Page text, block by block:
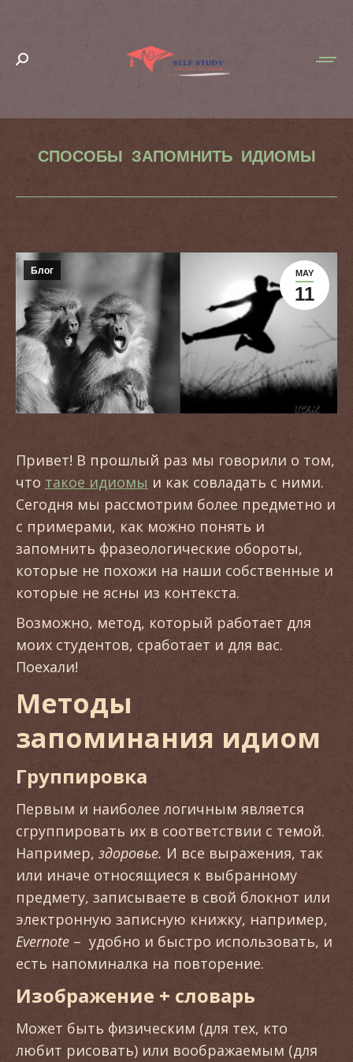
Search:
СПОСОБЫ ЗАПОМНИТЬ ИДИОМЫ
MAY
11
Блог
Привет! В прошлый раз мы говорили о том,
что такое идиомы и как совладать с ними.
Сегодня мы рассмотрим более предметно и
с примерами, как можно понять и
запомнить фразеологические обороты,
которые не похожи на наши собственные и
которые не ясны из контекста.
Возможно, метод, который работает для
моих студентов, сработает и для вас.
Поехали!
Методы
запоминания идиом
Группировка
Первым и наиболее логичным является
сгруппировать их в соответствии с темой.
Например, здоровье. И все выражения, так
или иначе относящиеся к выбранному
предмету, записываете в свой блокнот или
электронную записную книжку, например,
Evernote – удобно и быстро использовать, и
есть напоминалка на повторение.
Изображение + словарь
Может быть физическим (для тех, кто
любит рисовать) или воображаемым (для